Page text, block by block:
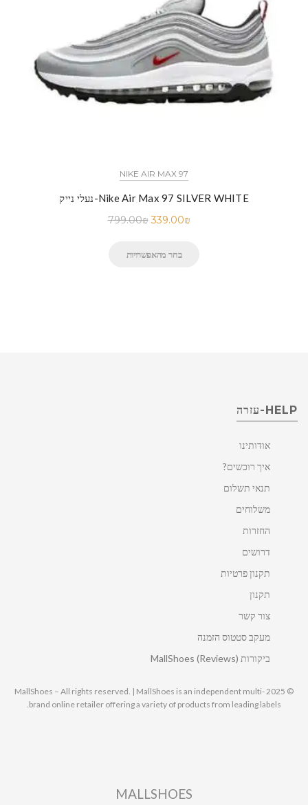
NIKE AIR MAX 97
נעלי נייק-Nike Air Max 97 SILVER WHITE
799.00₪ 339.00₪
בחר מהאפשרויות
HELP-עזרה
אודותינו
איך רוכשים?
תנאי תשלום
משלוחים
החזרות
דרושים
תקנון פרטיות
תקנון
צור קשר
מעקב סטטוס הזמנה
ביקורות MallShoes (Reviews)
© 2025 MallShoes – All rights reserved. | MallShoes is an independent multi-
brand online retailer offering a variety of products from leading labels.
MALLSHOES